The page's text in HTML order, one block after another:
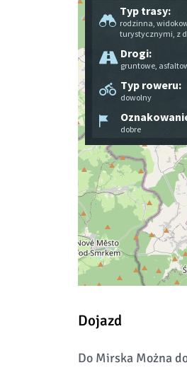
Dojazd
Do Mirska Można